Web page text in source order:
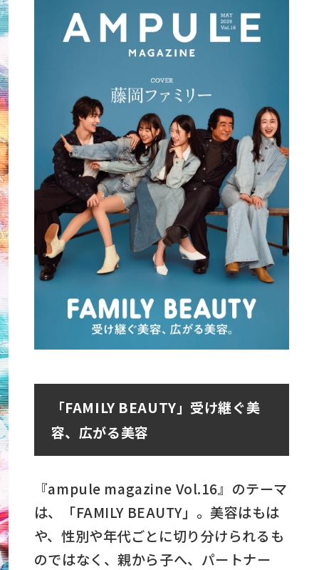
「FAMILY BEAUTY」受け継ぐ美
容、広がる美容
『ampule magazine Vol.16』のテーマ
は、「FAMILY BEAUTY」。美容はもは
や、性別や年代ごとに切り分けられるも
のではなく、親から子へ、パートナー